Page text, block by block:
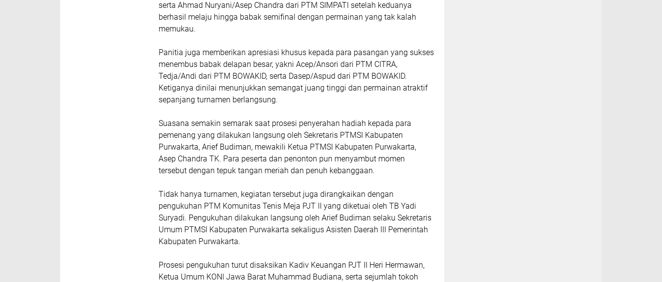
serta Ahmad Nuryani/Asep Chandra dari PTM SIMPATI setelah keduanya
berhasil melaju hingga babak semifinal dengan permainan yang tak kalah
memukau.
Panitia juga memberikan apresiasi khusus kepada para pasangan yang sukses
menembus babak delapan besar, yakni Acep/Ansori dari PTM CITRA,
Tedja/Andi dari PTM BOWAKID, serta Dasep/Aspud dari PTM BOWAKID.
Ketiganya dinilai menunjukkan semangat juang tinggi dan permainan atraktif
sepanjang turnamen berlangsung.
Suasana semakin semarak saat prosesi penyerahan hadiah kepada para
pemenang yang dilakukan langsung oleh Sekretaris PTMSI Kabupaten
Purwakarta, Arief Budiman, mewakili Ketua PTMSI Kabupaten Purwakarta,
Asep Chandra TK. Para peserta dan penonton pun menyambut momen
tersebut dengan tepuk tangan meriah dan penuh kebanggaan.
Tidak hanya turnamen, kegiatan tersebut juga dirangkaikan dengan
pengukuhan PTM Komunitas Tenis Meja PJT II yang diketuai oleh TB Yadi
Suryadi. Pengukuhan dilakukan langsung oleh Arief Budiman selaku Sekretaris
Umum PTMSI Kabupaten Purwakarta sekaligus Asisten Daerah III Pemerintah
Kabupaten Purwakarta.
Prosesi pengukuhan turut disaksikan Kadiv Keuangan PJT II Heri Hermawan,
Ketua Umum KONI Jawa Barat Muhammad Budiana, serta sejumlah tokoh